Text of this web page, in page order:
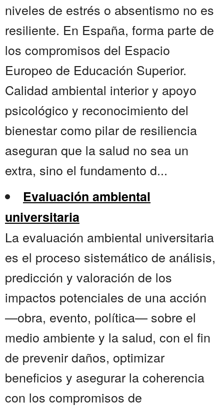
niveles de estrés o absentismo no es
resiliente. En España, forma parte de
los compromisos del Espacio
Europeo de Educación Superior.
Calidad ambiental interior y apoyo
psicológico y reconocimiento del
bienestar como pilar de resiliencia
aseguran que la salud no sea un
extra, sino el fundamento d...
Evaluación ambiental
universitaria
La evaluación ambiental universitaria
es el proceso sistemático de análisis,
predicción y valoración de los
impactos potenciales de una acción
—obra, evento, política— sobre el
medio ambiente y la salud, con el fin
de prevenir daños, optimizar
beneficios y asegurar la coherencia
con los compromisos de